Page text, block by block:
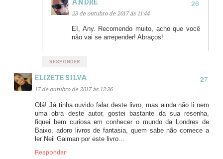
23 de outubro de 2017 às 11:44
EI, Any. Recomendo muito, acho que você
não vai se arrepender! Abraços!
RESPONDER
ELIZETE SILVA
17 de outubro de 2017 às 12:36
Olá! Já tinha ouvido falar deste livro, mas ainda não li nem
uma obra deste autor, gostei bastante da sua resenha,
fiquei bem curiosa em conhecer o mundo da Londres de
Baixo, adoro livros de fantasia, quem sabe não comece a
ler Neil Gaiman por este livro…
Responder